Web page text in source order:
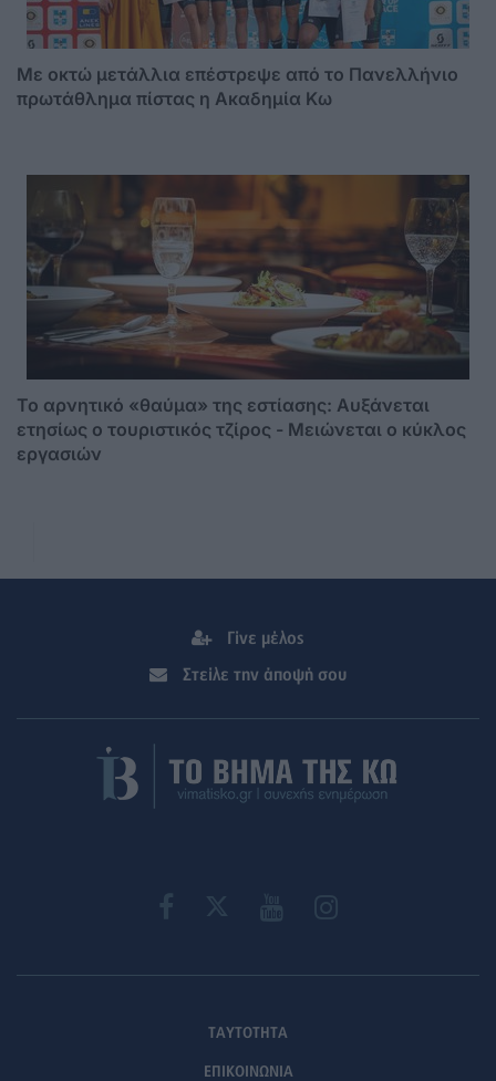
Με οκτώ μετάλλια επέστρεψε από το Πανελλήνιο
πρωτάθλημα πίστας η Ακαδημία Κω
Το αρνητικό «θαύμα» της εστίασης: Αυξάνεται
ετησίως ο τουριστικός τζίρος - Mειώνεται ο κύκλος
εργασιών
Γίνε μέλος
Στείλε την άποψή σου
ΤΑΥΤΟΤΗΤΑ
ΕΠΙΚΟΙΝΩΝΙΑ